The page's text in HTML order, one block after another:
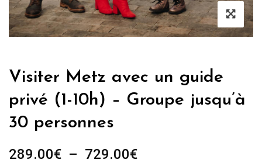
Visiter Metz avec un guide
privé (1-10h) – Groupe jusqu’à
30 personnes
289.00€ – 729.00€Plage